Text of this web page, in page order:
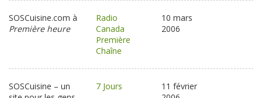
SOSCuisine.com à
Première heure
Radio
Canada
Première
Chaîne
10 mars
2006
SOSCuisine – un
7 Jours
11 février